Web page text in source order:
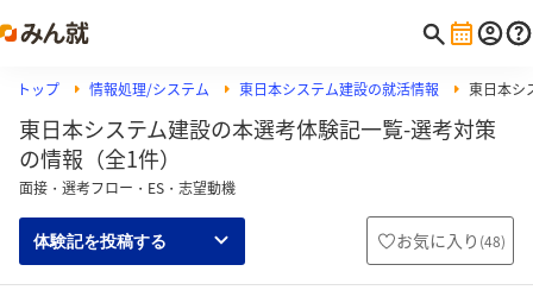
トップ 情報処理/システム 東日本システム建設の就活情報 東日本シ
東日本システム建設の本選考体験記一覧-選考対策
の情報（全1件）
面接・選考フロー・ES・志望動機
体験記を投稿する お気に入り (48)